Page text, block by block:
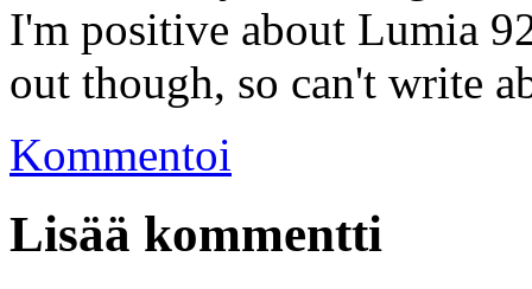
I'm positive about Lumia
out though, so can't write
Kommentoi
Lisää kommentti